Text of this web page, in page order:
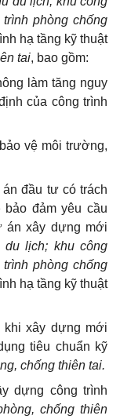
trình phòng chống
hạ tầng kỹ thuật
tai, bao gồm:
làm tăng nguy
của công trình
vệ môi trường,
đầu tư có trách
đảm yêu cầu
án xây dựng mới
du lịch; khu công
trình phòng chống
hạ tầng kỹ thuật
khi xây dựng mới
tiêu chuẩn kỹ
chống thiên tai.
dựng công trình
chống thiên